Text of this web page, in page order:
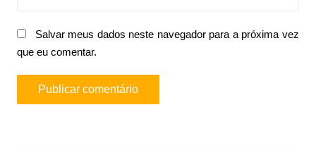
Salvar meus dados neste navegador para a próxima vez
que eu comentar.